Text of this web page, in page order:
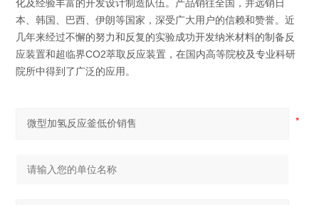
化及经验丰富的开发设计制造队伍。产品销往全国，并远销日
本、韩国、巴西、伊朗等国家，深受广大用户的信赖和赞誉。近
几年来经过不懈的努力和反复的实验成功开发纳米材料的制备反
应装置和超临界CO2萃取反应装置，在国内高等院校及专业科研
院所中得到了广泛的应用。